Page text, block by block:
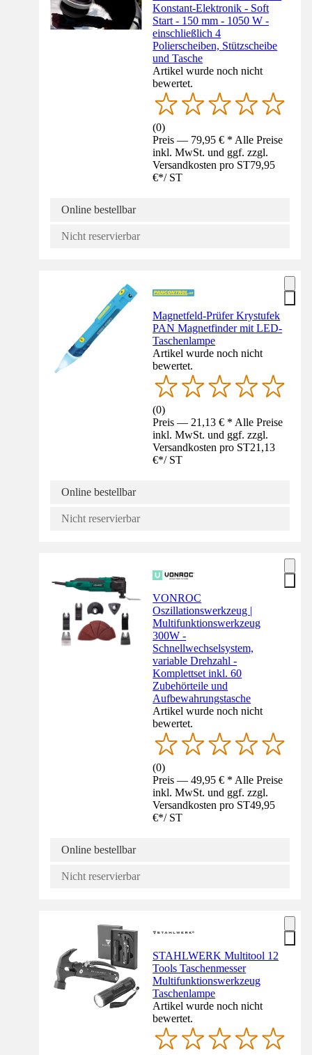
Konstant-Elektronik - Soft
Start - 150 mm - 1050 W -
einschließlich 4
Polierscheiben, Stützscheibe
und Tasche
Artikel wurde noch nicht
bewertet.
(0)
Preis — 79,95 € * Alle Preise
inkl. MwSt. und ggf. zzgl.
Versandkosten pro ST79,95
€*/ ST
Online bestellbar
Nicht reservierbar
Magnetfeld-Prüfer Krystufek
PAN Magnetfinder mit LED-
Taschenlampe
Artikel wurde noch nicht
bewertet.
(0)
Preis — 21,13 € * Alle Preise
inkl. MwSt. und ggf. zzgl.
Versandkosten pro ST21,13
€*/ ST
Online bestellbar
Nicht reservierbar
VONROC
Oszillationswerkzeug |
Multifunktionswerkzeug
300W -
Schnellwechselsystem,
variable Drehzahl -
Komplettset inkl. 60
Zubehörteile und
Aufbewahrungstasche
Artikel wurde noch nicht
bewertet.
(0)
Preis — 49,95 € * Alle Preise
inkl. MwSt. und ggf. zzgl.
Versandkosten pro ST49,95
€*/ ST
Online bestellbar
Nicht reservierbar
STAHLWERK Multitool 12
Tools Taschenmesser
Multifunktionswerkzeug
Taschenlampe
Artikel wurde noch nicht
bewertet.